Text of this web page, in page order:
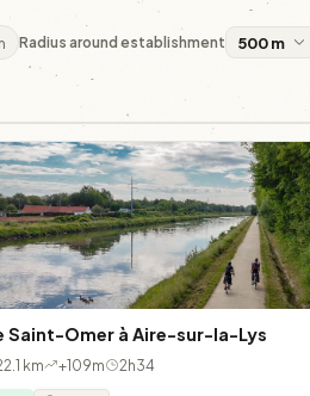
Radius around establishment
Saint-Omer à Aire-sur-la-Lys
km +109m 2h34